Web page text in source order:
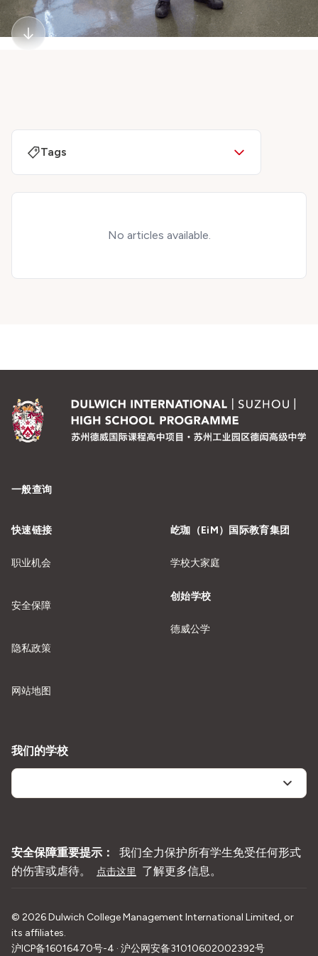
Tags
No articles available.
一般查询
快速链接
职业机会
安全保障
隐私政策
网站地图
屹珈（EiM）国际教育集团
学校大家庭
创始学校
德威公学
我们的学校
安全保障重要提示：
我们全力保护所有学生免受任何形式
的伤害或虐待。
点击这里 了解更多信息。
© 2026Dulwich College Management International Limited, or
its affiliates.
沪ICP备16016470号-4 · 沪公网安备31010602002392号